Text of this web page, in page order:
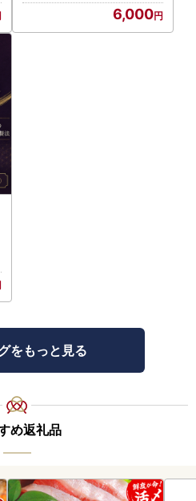
6,000
をもっと見る
め返礼品